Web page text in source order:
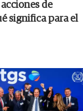
de
significa para el